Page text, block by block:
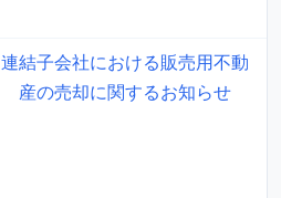
連結子会社における販売用不動
産の売却に関するお知らせ